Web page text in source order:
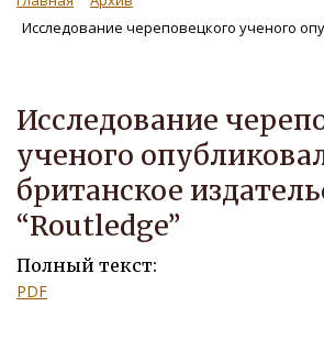
Исследование череповецкого ученого
Исследование
ученого
британское
“Routledge”
Полный текст:
PDF